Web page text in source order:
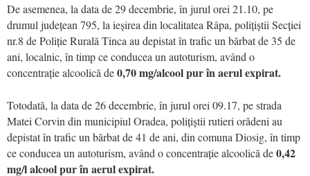
De asemenea, la data de 29 decembrie, în jurul orei 21.10, pe
drumul județean 795, la ieșirea din localitatea Râpa, polițiștii Secției
nr.8 de Poliție Rurală Tinca au depistat în trafic un bărbat de 35 de
ani, localnic, în timp ce conducea un autoturism, având o
concentrație alcoolică de0,70 mg/alcool pur în aerul expirat.
Totodată, la data de 26 decembrie, în jurul orei 09.17, pe strada
Matei Corvin din municipiul Oradea, polițiștii rutieri orădeni au
depistat în trafic un bărbat de 41 de ani, din comuna Diosig, în timp
ce conducea un autoturism, având o concentrație alcoolică de0,42
mg/l alcool pur în aerul expirat.